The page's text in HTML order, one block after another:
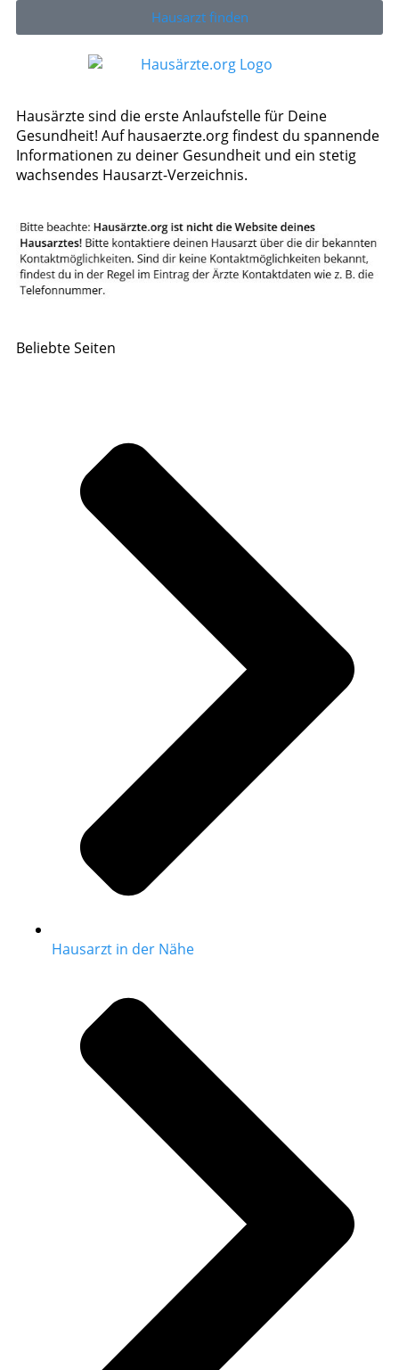
Hausarzt finden
Hausärzte sind die erste Anlaufstelle für Deine
Gesundheit! Auf hausaerzte.org findest du spannende
Informationen zu deiner Gesundheit und ein stetig
wachsendes Hausarzt-Verzeichnis.
Beliebte Seiten
Hausarzt in der Nähe